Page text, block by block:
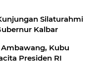
Silaturahmi
Kalbar
Kubu
Presiden RI